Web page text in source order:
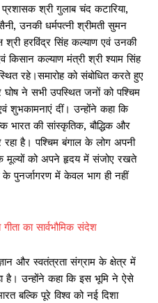
श्री गुलाब चंद कटारिया,
उनकी धर्मपत्नी श्रीमती सुमन
श्री हरविंद्र सिंह कल्याण एवं उनकी
किसान कल्याण मंत्री श्री श्याम सिंह
रहे।समारोह को संबोधित करते हुए
घोष ने सभी उपस्थित जनों को पश्चिम
शुभकामनाएं दीं। उन्होंने कहा कि
भारत की सांस्कृतिक, बौद्धिक और
है। पश्चिम बंगाल के लोग अपनी
मूल्यों को अपने हृदय में संजोए रखते
पुनर्जागरण में केवल भाग ही नहीं
गीता का सार्वभौमिक संदेश
और स्वतंत्रता संग्राम के क्षेत्र में
है। उन्होंने कहा कि इस भूमि ने ऐसे
बल्कि पूरे विश्व को नई दिशा